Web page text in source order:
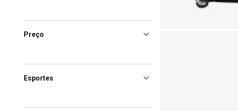
Preço
Esportes